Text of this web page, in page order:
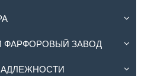
ФАРФОРОВЫЙ ЗАВОД